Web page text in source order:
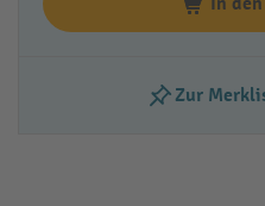
Zur